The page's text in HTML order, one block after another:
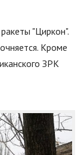
"Циркон".
Кроме
ЗРК